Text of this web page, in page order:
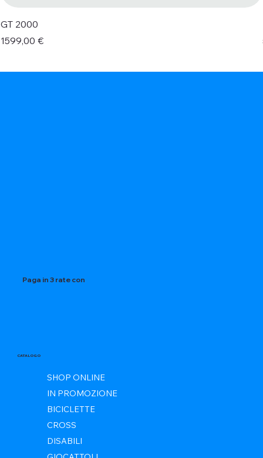
GT 2000
Prezzo
1599,00 €
Paga in 3 rate con
CATALOGO
SHOP ONLINE
IN PROMOZIONE
BICICLETTE
CROSS
DISABILI